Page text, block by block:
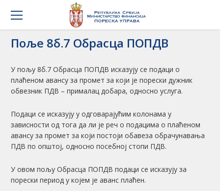
Поље 8б.7 Обрасца ПОПДВ
У пољу 8б.7 Обрасца ПОПДВ исказују се подаци о
плаћеном авансу за промет за који је порески дужник
обвезник ПДВ – прималац добара, односно услуга.
Подаци се исказују у одговарајућим колонама у
зависности од тога да ли је реч о подацима о плаћеном
авансу за промет за који постоји обавеза обрачунавања
ПДВ по општој, односно посебној стопи ПДВ.
У овом пољу Обрасца ПОПДВ подаци се исказују за
порески период у којем је аванс плаћен.